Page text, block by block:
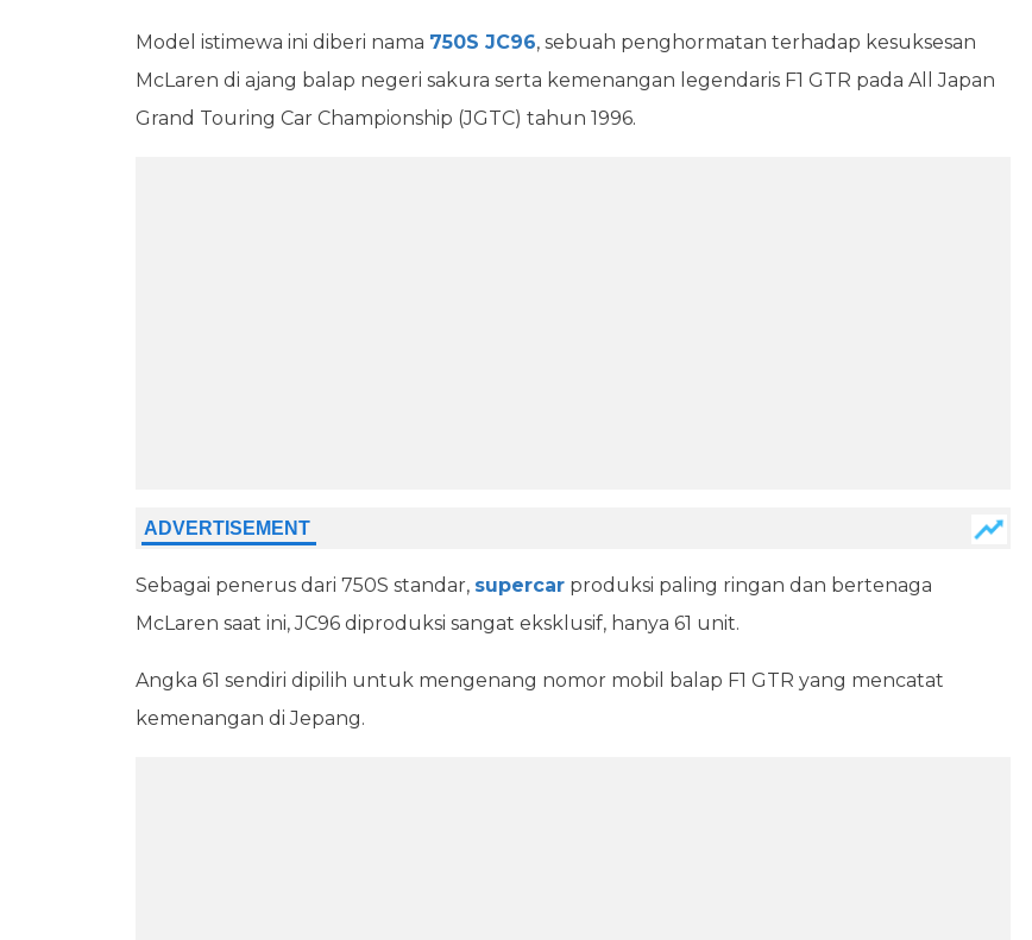
Model istimewa ini diberi nama 750S JC96, sebuah penghormatan terhadap kesuksesan
McLaren di ajang balap negeri sakura serta kemenangan legendaris F1 GTR pada All Japan
Grand Touring Car Championship (JGTC) tahun 1996.
Sebagai penerus dari 750S standar, supercar produksi paling ringan dan bertenaga
McLaren saat ini, JC96 diproduksi sangat eksklusif, hanya 61 unit.
Angka 61 sendiri dipilih untuk mengenang nomor mobil balap F1 GTR yang mencatat
kemenangan di Jepang.